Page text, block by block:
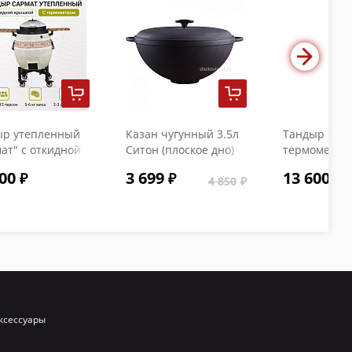
утепленный
с откидной
Казан чугунный 3.5л
Ситон (плоское дно)
3 699 4 850
Тандыр
13 600